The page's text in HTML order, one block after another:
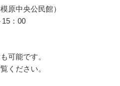
原中央公民館）
：00
可能です。
ください。